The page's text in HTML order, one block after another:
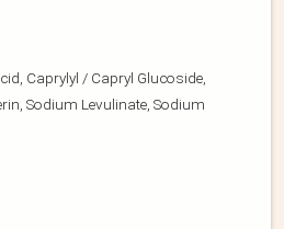
Caprylyl / Capryl Glucoside,
Sodium Levulinate, Sodium